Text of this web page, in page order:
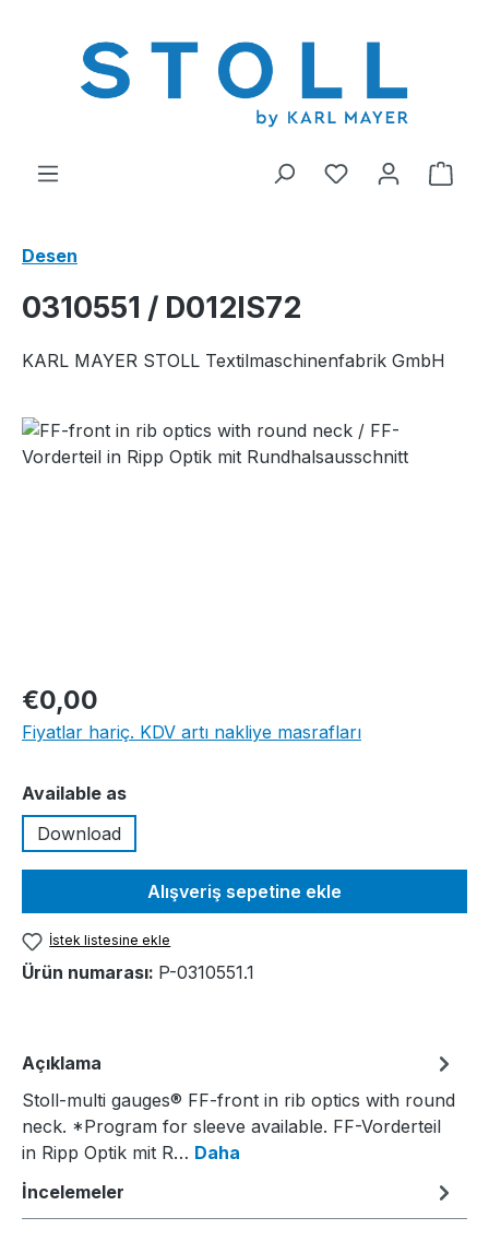
0 istek listesi
Desen
0310551 / D012IS72
KARL MAYER STOLL Textilmaschinenfabrik GmbH
Resim galerisini atla
€0,00
Fiyatlar hariç. KDV artı nakliye masrafları
Seçin
Available as
Download
Alışveriş sepetine ekle
İstek listesine ekle
Ürün numarası: P-0310551.1
Açıklama
Stoll-multi gauges® FF-front in rib optics with round
neck. *Program for sleeve available. FF-Vorderteil
in Ripp Optik mit R… Daha
İncelemeler